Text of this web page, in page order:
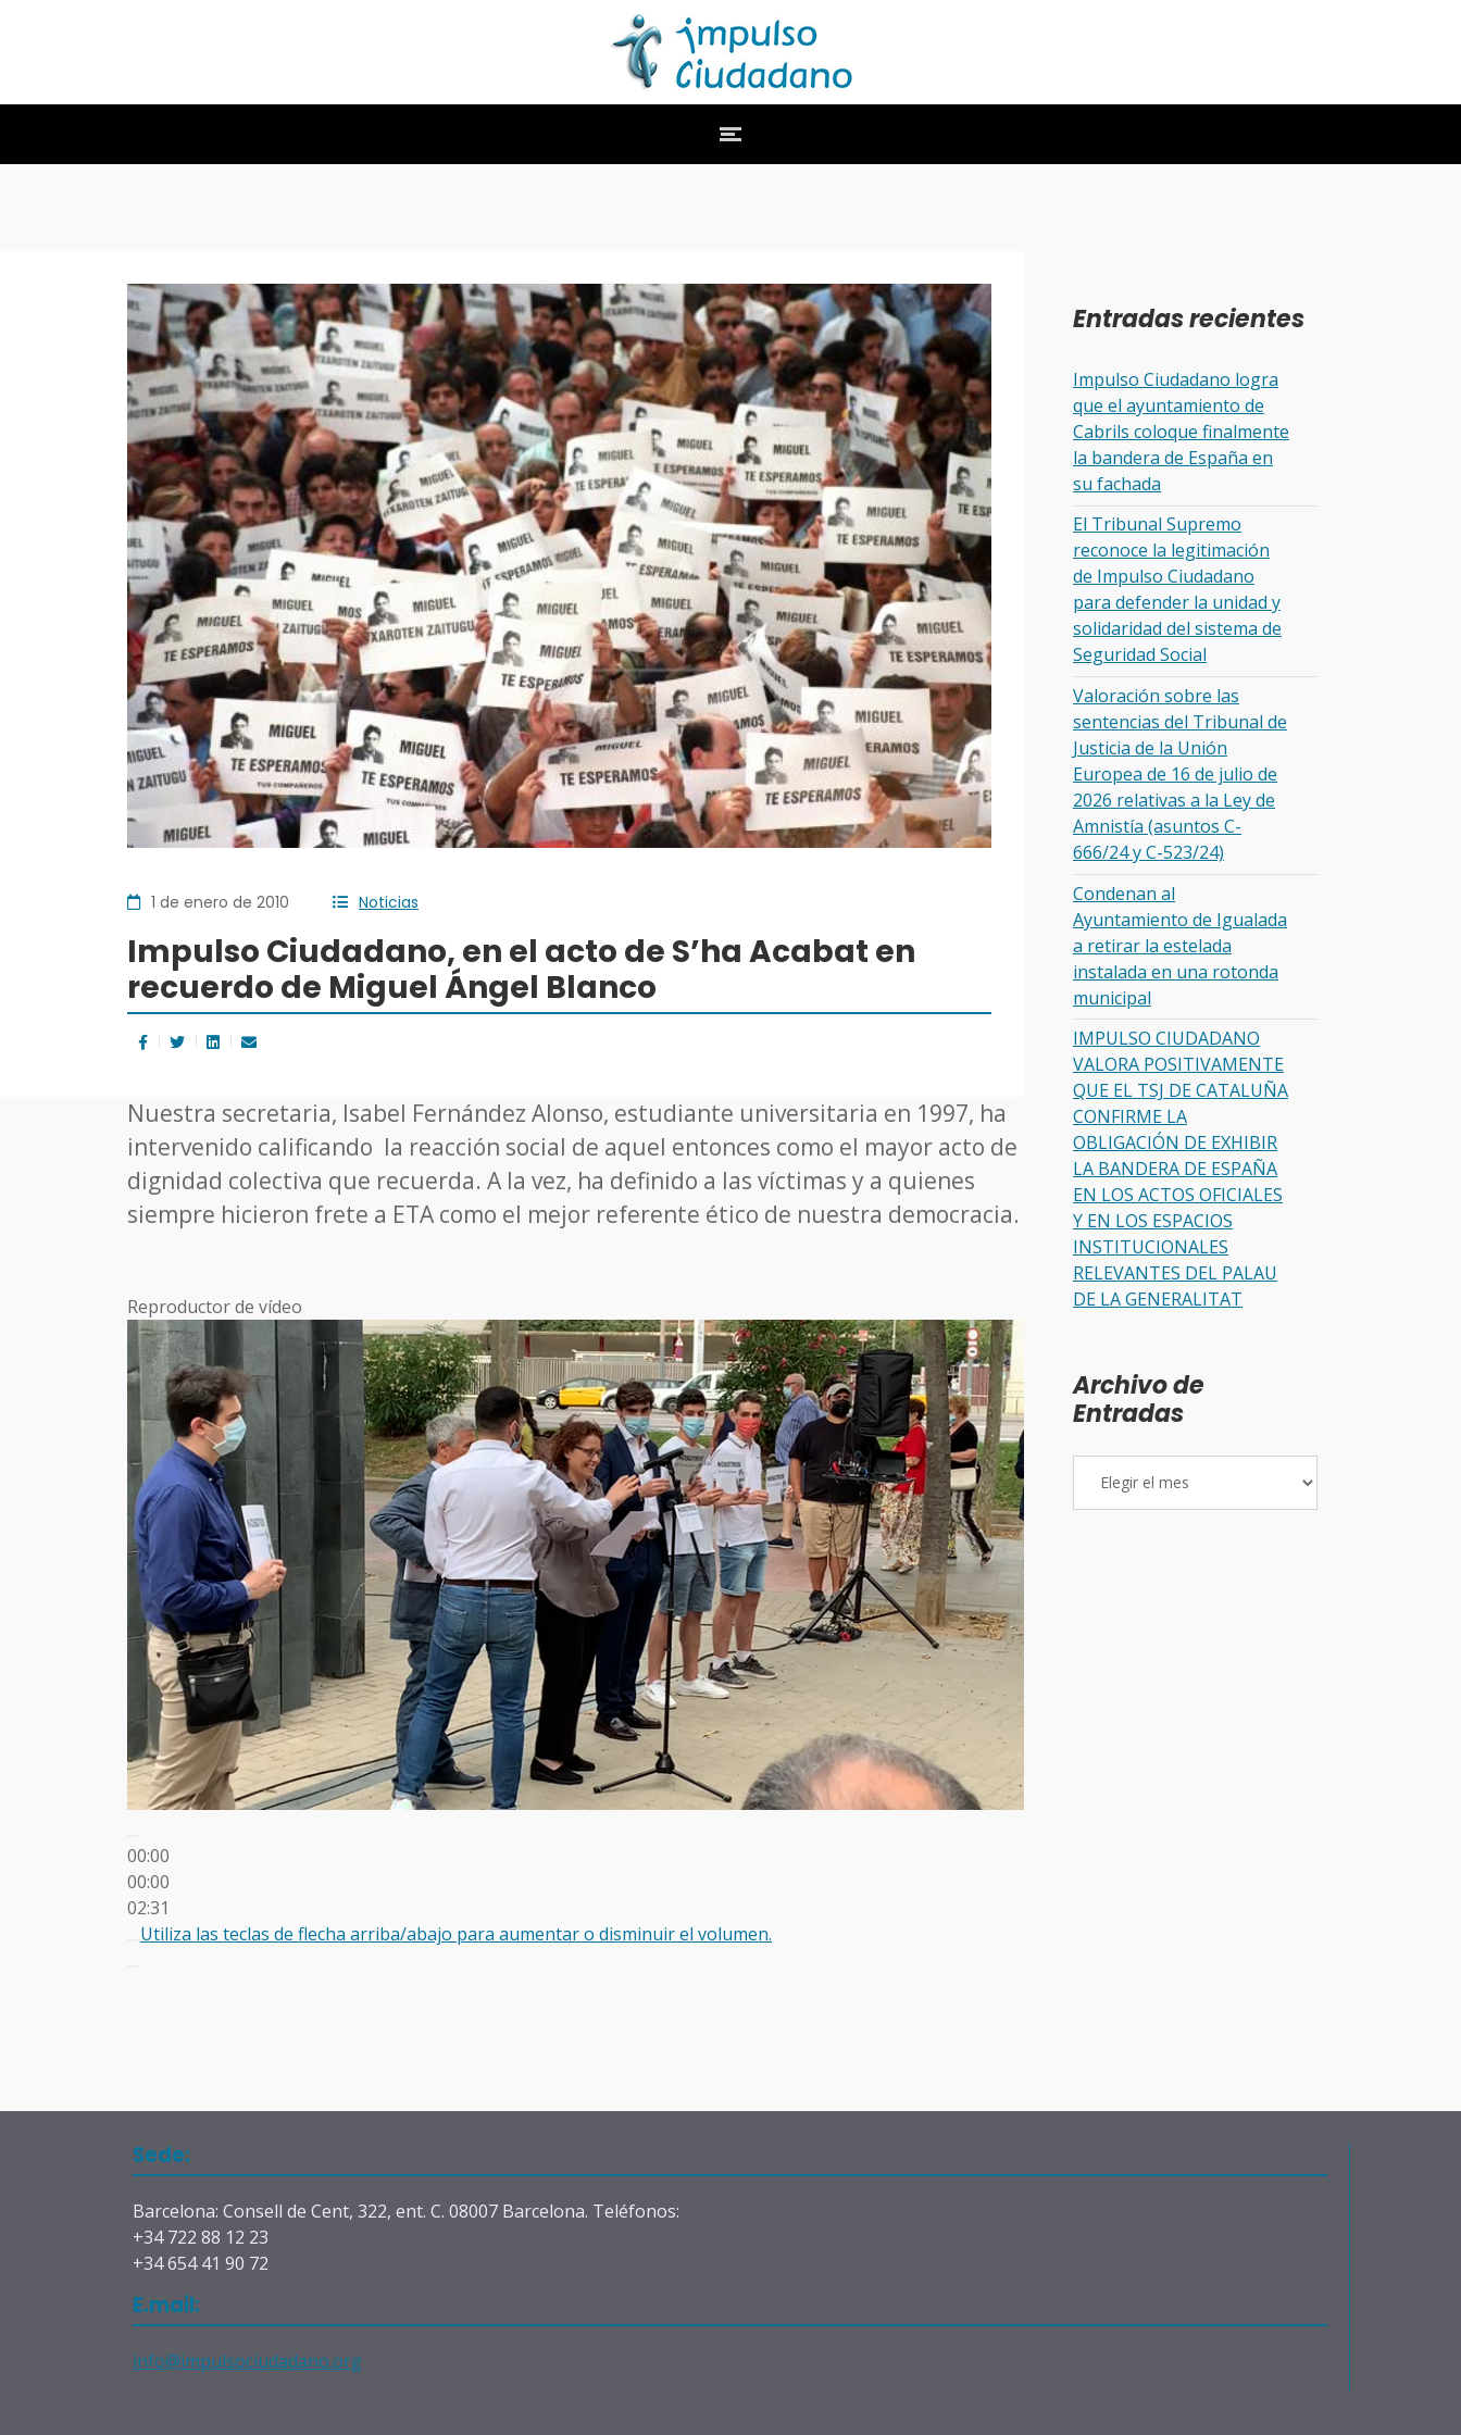
1 de enero de 2010 Noticias
Impulso Ciudadano, en el acto de S’ha Acabat en
recuerdo de Miguel Ángel Blanco
Nuestra secretaria, Isabel Fernández Alonso, estudiante universitaria en 1997, ha
intervenido calificando la reacción social de aquel entonces como el mayor acto de
dignidad colectiva que recuerda. A la vez, ha definido a las víctimas y a quienes
siempre hicieron frete a ETA como el mejor referente ético de nuestra democracia.
Reproductor de vídeo
00:00
00:00
02:31
Utiliza las teclas de flecha arriba/abajo para aumentar o disminuir el volumen.
Entradas recientes
Impulso Ciudadano logra
que el ayuntamiento de
Cabrils coloque finalmente
la bandera de España en
su fachada
El Tribunal Supremo
reconoce la legitimación
de Impulso Ciudadano
para defender la unidad y
solidaridad del sistema de
Seguridad Social
Valoración sobre las
sentencias del Tribunal de
Justicia de la Unión
Europea de 16 de julio de
2026 relativas a la Ley de
Amnistía (asuntos C-
666/24 y C-523/24)
Condenan al
Ayuntamiento de Igualada
a retirar la estelada
instalada en una rotonda
municipal
IMPULSO CIUDADANO
VALORA POSITIVAMENTE
QUE EL TSJ DE CATALUÑA
CONFIRME LA
OBLIGACIÓN DE EXHIBIR
LA BANDERA DE ESPAÑA
EN LOS ACTOS OFICIALES
Y EN LOS ESPACIOS
INSTITUCIONALES
RELEVANTES DEL PALAU
DE LA GENERALITAT
Archivo de
Entradas
Sede:
Barcelona: Consell de Cent, 322, ent. C. 08007 Barcelona. Teléfonos:
+34 722 88 12 23
+34 654 41 90 72
E.mail:
info@impulsociudadano.org